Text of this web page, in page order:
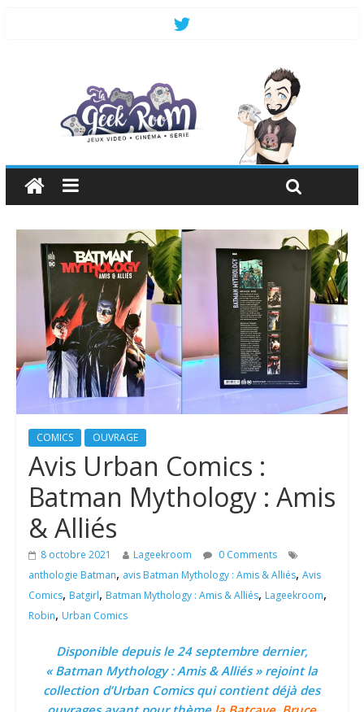
COMICS OUVRAGE
Avis Urban Comics :
Batman Mythology : Amis
& Alliés
8 octobre 2021 Lageekroom
0 Comments
anthologie Batman, avis Batman Mythology : Amis & Alliés, Avis
Comics, Batgirl, Batman Mythology : Amis & Alliés, Lageekroom,
Robin, Urban Comics
Disponible depuis le 24 septembre dernier,
« Batman Mythology : Amis & Alliés » rejoint la
collection d’Urban Comics qui contient déjà des